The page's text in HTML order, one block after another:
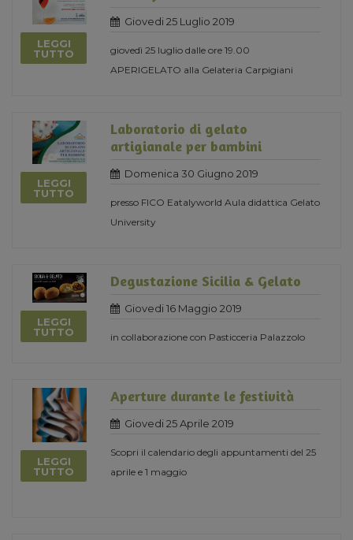
LEGGI
TUTTO
Giovedi 25 Luglio 2019
giovedì 25 luglio dalle ore 19.00
APERIGELATO alla Gelateria Carpigiani
LEGGI
TUTTO
Laboratorio di gelato
artigianale per bambini
Domenica 30 Giugno 2019
presso FICO Eatalyworld Aula didattica Gelato
University
LEGGI
TUTTO
Degustazione Sicilia & Gelato
Giovedi 16 Maggio 2019
in collaborazione con Pasticceria Palazzolo
LEGGI
TUTTO
Aperture durante le festività
Giovedi 25 Aprile 2019
Scopri il calendario degli appuntamenti del 25
aprile e 1 maggio